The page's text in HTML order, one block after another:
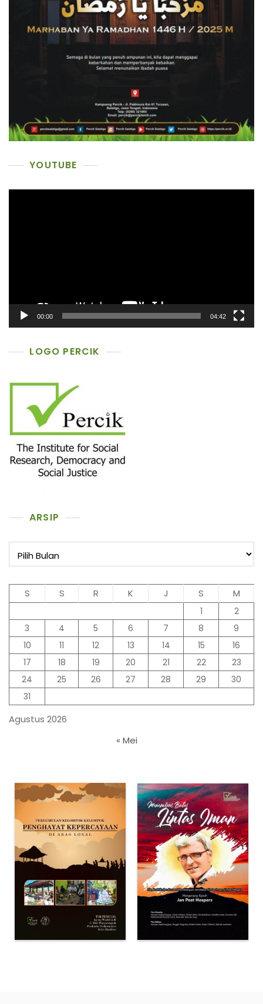
YOUTUBE
00:00 04:42
LOGO PERCIK
ARSIP
Agustus 2026
S S R K J S M
1
2
3
4 5 6 7 8
9
10
11 12 13 14 15
16
17
18 19 20 21 22
23
24
25 26 27 28 29
30
31
« Mei